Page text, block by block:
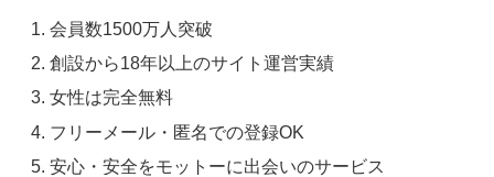
会員数1500万人突破
創設から18年以上のサイト運営実績
女性は完全無料
フリーメール・匿名での登録OK
安心・安全をモットーに出会いのサービス